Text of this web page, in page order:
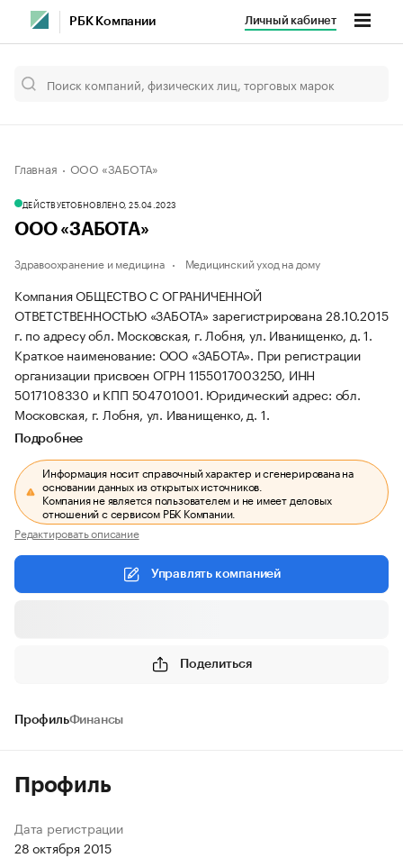
РБК Компании Личный кабинет
Главная ООО «ЗАБОТА»
ДЕЙСТВУЕТОБНОВЛЕНО, 25.04.2023
ООО «ЗАБОТА»
Здравоохранение и медицина Медицинский уход на дому
Компания ОБЩЕСТВО С ОГРАНИЧЕННОЙ
ОТВЕТСТВЕННОСТЬЮ «ЗАБОТА» зарегистрирована 28.10.2015
г. по адресу обл. Московская, г. Лобня, ул. Иванищенко, д. 1.
Краткое наименование: ООО «ЗАБОТА». При регистрации
организации присвоен ОГРН 1155017003250, ИНН
5017108330 и КПП 504701001. Юридический адрес: обл.
Московская, г. Лобня, ул. Иванищенко, д. 1.
Подробнее
Информация носит справочный характер и сгенерирована на
основании данных из открытых источников.
Компания не является пользователем и не имеет деловых
отношений с сервисом РБК Компании.
Редактировать описание
Управлять компанией
Поделиться
ПрофильФинансы
Профиль
Дата регистрации
28 октября 2015